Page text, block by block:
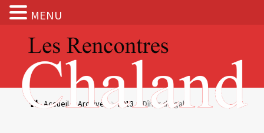
navigation
contenu
Actualités
Accueil Archives 2013 Dîner de gala
MENU